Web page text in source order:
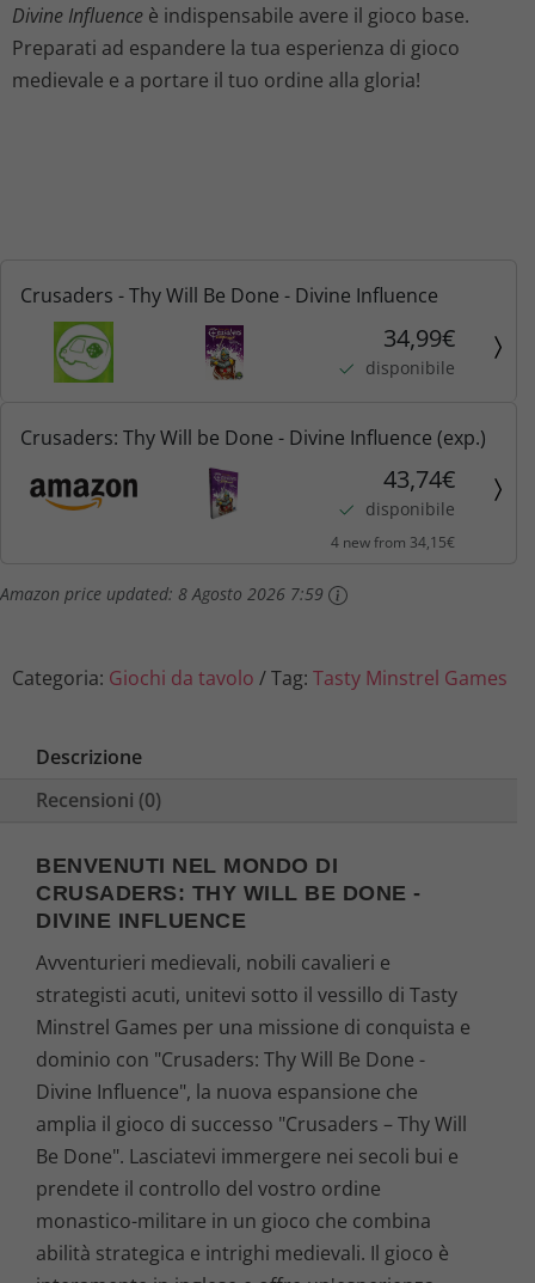
Divine Influence è indispensabile avere il gioco base.
Preparati ad espandere la tua esperienza di gioco
medievale e a portare il tuo ordine alla gloria!
Crusaders - Thy Will Be Done - Divine Influence
34,99€
disponibile
Crusaders: Thy Will be Done - Divine Influence (exp.)
43,74€
disponibile
4 new from 34,15€
Amazon price updated: 8 Agosto 2026 7:59
Categoria: Giochi da tavolo Tag: Tasty Minstrel Games
Descrizione
Recensioni (0)
BENVENUTI NEL MONDO DI
CRUSADERS: THY WILL BE DONE -
DIVINE INFLUENCE
Avventurieri medievali, nobili cavalieri e
strategisti acuti, unitevi sotto il vessillo di Tasty
Minstrel Games per una missione di conquista e
dominio con "Crusaders: Thy Will Be Done -
Divine Influence", la nuova espansione che
amplia il gioco di successo "Crusaders – Thy Will
Be Done". Lasciatevi immergere nei secoli bui e
prendete il controllo del vostro ordine
monastico-militare in un gioco che combina
abilità strategica e intrighi medievali. Il gioco è